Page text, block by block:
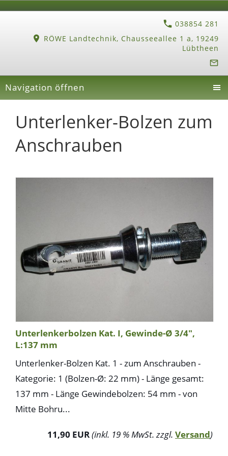
038854 281
RÖWE Landtechnik, Chausseeallee 1 a, 19249
Lübtheen
Navigation öffnen
Unterlenker-Bolzen zum
Anschrauben
Unterlenkerbolzen Kat. I, Gewinde-Ø 3/4",
L:137 mm
Unterlenker-Bolzen Kat. 1 - zum Anschrauben -
Kategorie: 1 (Bolzen-Ø: 22 mm) - Länge gesamt:
137 mm - Länge Gewindebolzen: 54 mm - von
Mitte Bohru...
11,90 EUR(inkl. 19 % MwSt. zzgl. Versand)